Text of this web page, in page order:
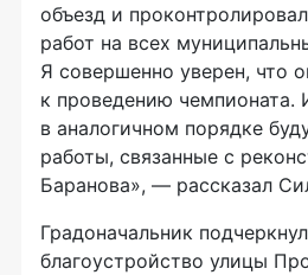
объезд и
работ на всех
Я совершенно уверен, что
к проведению чемпионата.
в аналогичном порядке
работы, связанные с
Баранова», — рассказал
Градоначальник
благоустройство улицы